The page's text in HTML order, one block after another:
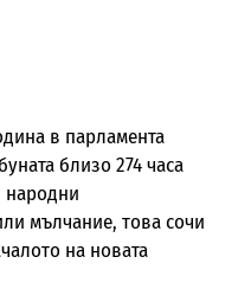
в парламента
близо 274 часа
народни
мълчание, това сочи
на новата